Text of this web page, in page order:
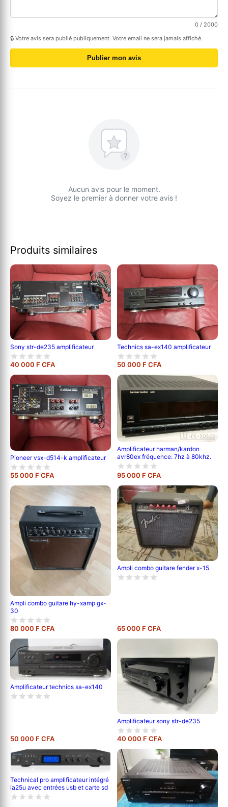
0 / 2000
🔒 Votre avis sera publié publiquement. Votre email ne sera jamais affiché.
Publier mon avis
?
Aucun avis pour le moment.
Soyez le premier à donner votre avis !
Produits similaires
Sony str-de235 amplificateur
40 000 F CFA
Technics sa-ex140 amplificateur
50 000 F CFA
Pioneer vsx-d514-k amplificateur
55 000 F CFA
Amplificateur harman/kardon
avr80ex fréquence: 7hz à 80khz.
95 000 F CFA
Ampli combo guitare hy-xamp gx-
30
80 000 F CFA
Ampli combo guitare fender x-15
65 000 F CFA
Amplificateur technics sa-ex140
50 000 F CFA
Amplificateur sony str-de235
40 000 F CFA
Technical pro amplificateur intégré
ia25u avec entrées usb et carte sd